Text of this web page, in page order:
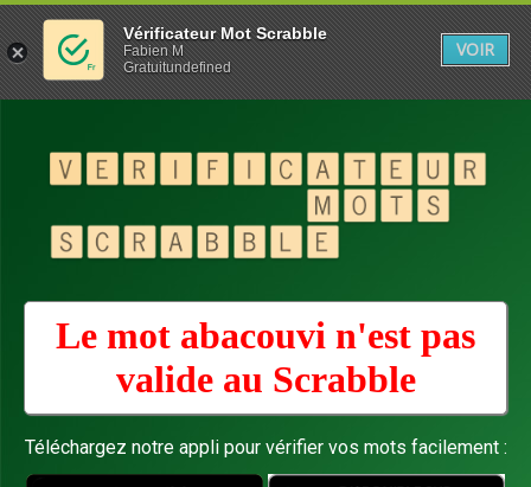
Le mot abacouvi n'est pas
valide au Scrabble
Téléchargez notre appli pour vérifier vos mots facilement :
Vérificateur Mot Scrabble
Fabien M
Gratuitundefined
VOIR